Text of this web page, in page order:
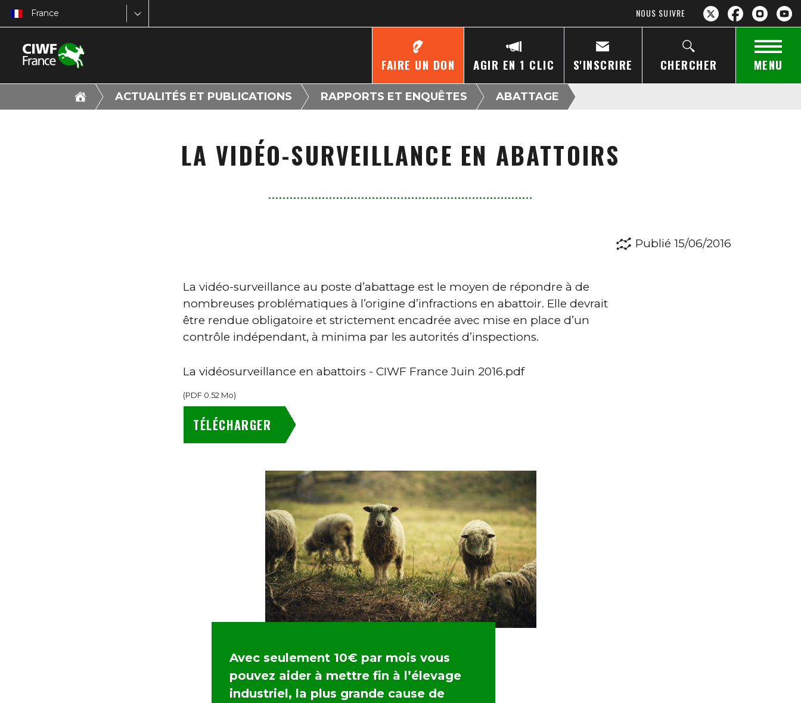
France NOUS SUIVRE
FAIRE UN DON AGIR EN 1 CLIC S'INSCRIRE CHERCHER MENU
ACTUALITÉS ET PUBLICATIONS RAPPORTS ET ENQUÊTES ABATTAGE
LA VIDÉO-SURVEILLANCE EN ABATTOIRS
Publié 15/06/2016
La vidéo-surveillance au poste d’abattage est le moyen de répondre à de
nombreuses problématiques à l’origine d’infractions en abattoir. Elle devrait
être rendue obligatoire et strictement encadrée avec mise en place d’un
contrôle indépendant, à minima par les autorités d’inspections.
La vidéosurveillance en abattoirs - CIWF France Juin 2016.pdf
(PDF 0.52 Mo)
TÉLÉCHARGER
Avec seulement 10€ par mois vous
pouvez aider à mettre fin à l’élevage
industriel, la plus grande cause de